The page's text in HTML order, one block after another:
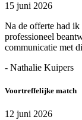
15 juni 2026
Na de offerte had ik
professioneel
communicatie met
- Nathalie Kuipers
Voortreffelijke match
12 juni 2026